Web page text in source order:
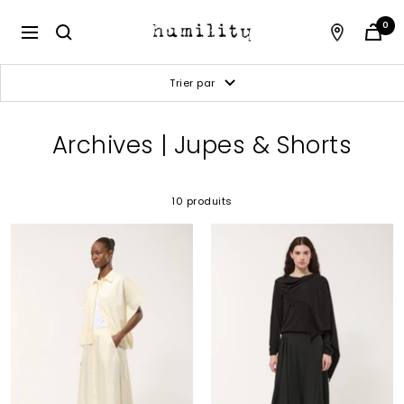
contenuNavigation
Humility 0
Trier par
Archives | Jupes & Shorts
10 produits